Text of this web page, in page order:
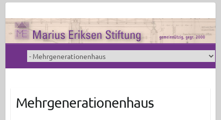
Mehrgenerationenhaus